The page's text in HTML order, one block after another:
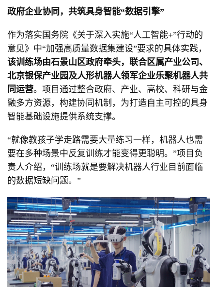
政府企业协同，共筑具身智能“数据引擎”
作为落实国务院《关于深入实施“人工智能+”行动的
意见》中“加强高质量数据集建设”要求的具体实践，
该训练场由石景山区政府牵头，联合区属产业公司、
北京银保产业园及人形机器人领军企业乐聚机器人共
同运营。项目通过整合政府、产业、高校、科研与金
融多方资源，构建协同机制，为打造自主可控的具身
智能基础设施提供系统支撑。
“就像教孩子学走路需要大量练习一样，机器人也需
要在多种场景中反复训练才能变得更聪明。”项目负
责人介绍，“训练场就是要解决机器人行业目前面临
的数据短缺问题。”